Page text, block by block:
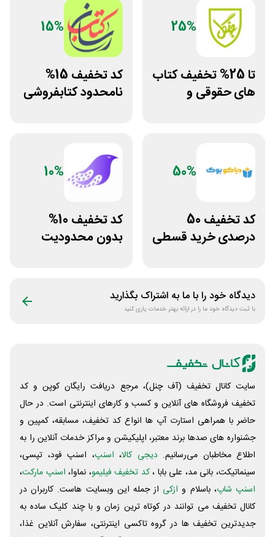
25%
تا 25% تخفیف کتاب
های حقوقی و
15%
کد تخفیف 15%
نامحدود کتابفروشی
50%
کد تخفیف 50
درصدی خرید قسطی
10%
کد تخفیف 10%
بدون محدودیت
دیدگاه خود را با ما به اشتراک بگذارید
با ثبت دیدگاه خود ما را در ارائه بهتر خدمات یاری کنید
سایت کانال تخفیف (آف چنل)، مرجع دریافت رایگان کوپن و کد
تخفیف فروشگاه های آنلاین و کسب و‌ کارهای اینترنتی است. در حال
حاضر با همراهی استارت آپ ها انواع کد تخفیف، مسابقه، کمپین و
جشنواره های صدها برند معتبر، اپلیکیشن و مراکز خدمات آنلاین را به
اطلاع مخاطبان می‌رسانیم. دیجی کالا، اسنپ، اسنپ فود، تپسی،
سینماتیکت، بانی مد، علی‌ بابا ،کد تخفیف فیلیمو، نماوا، اسنپ مارکت،
اسنپ شاپ، باسلام و ازکی از جمله این وبسایت ‌هاست. کاربران در
کانال تخفیف می توانند در کوتاه ترین زمان و با چند کلیک ساده به
جدیدترین تخفیف ها در گروه تاکسی اینترنتی، سفارش آنلاین غذا،